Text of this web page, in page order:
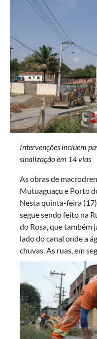
Intervenções incluem
sinalização em 14 vias
As obras de
Mutuaguaçu e Porto
Nesta quinta-feira
segue sendo feito na
do Rosa, que também
lado do canal onde a
chuvas. As ruas, em